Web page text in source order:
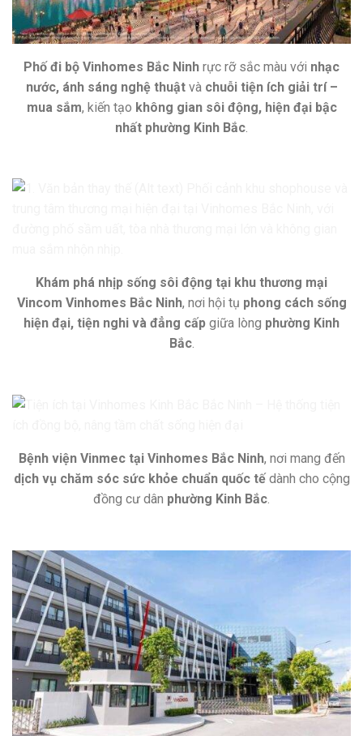
Phố đi bộ Vinhomes Bắc Ninh rực rỡ sắc màu với nhạc
nước, ánh sáng nghệ thuậtvà chuỗi tiện ích giải trí –
mua sắm, kiến tạo không gian sôi động, hiện đại bậc
nhất phường Kinh Bắc
Khám phá nhịp sống sôi động tại khu thương mại
Vincom Vinhomes Bắc Ninh, nơi hội tụ phong cách sống
hiện đại, tiện nghi và đẳng cấp giữa lòng phường Kinh
Bắc.
Bệnh viện Vinmec tại Vinhomes Bắc Ninh, nơi mang đến
dịch vụ chăm sóc sức khỏe chuẩn quốc tếdành cho cộng
đồng cư dân phường Kinh Bắc.